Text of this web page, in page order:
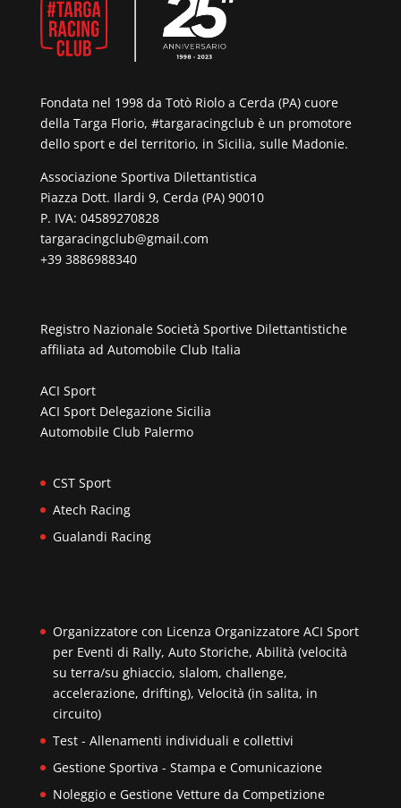
Fondata nel 1998 da Totò Riolo a Cerda (PA) cuore
della Targa Florio, #targaracingclub è un promotore
dello sport e del territorio, in Sicilia, sulle Madonie.
Associazione Sportiva Dilettantistica
Piazza Dott. Ilardi 9, Cerda (PA) 90010
P. IVA: 04589270828
targaracingclub@gmail.com
+39 3886988340
Registro Nazionale Società Sportive Dilettantistiche
affiliata ad Automobile Club Italia
ACI Sport
ACI Sport Delegazione Sicilia
Automobile Club Palermo
CST Sport
Atech Racing
Gualandi Racing
Organizzatore con Licenza Organizzatore ACI Sport
per Eventi di Rally, Auto Storiche, Abilità (velocità
su terra/su ghiaccio, slalom, challenge,
accelerazione, drifting), Velocità (in salita, in
circuito)
Test - Allenamenti individuali e collettivi
Gestione Sportiva - Stampa e Comunicazione
Noleggio e Gestione Vetture da Competizione